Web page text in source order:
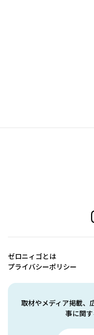
取材やメディア掲載、
事に関
ゼロニィゴとは
プライバシーポリシー